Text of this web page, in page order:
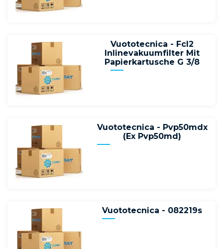
Vuototecnica - Fcl2
Inlinevakuumfilter Mit
Papierkartusche G 3/8
Vuototecnica - Pvp50mdx
(Ex Pvp50md)
Vuototecnica - 082219s